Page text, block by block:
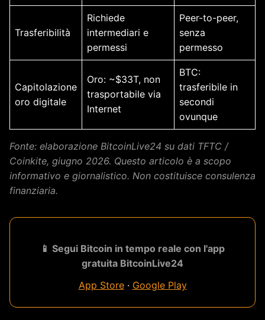
Trasferibilità
Richiede
intermediari e
permessi
Peer-to-peer,
senza
permesso
Capitolazione
oro digitale
Oro: ~$33T, non
trasportabile via
Internet
BTC:
trasferibile in
secondi
ovunque
Fonte: elaborazione BitcoinLive24 su dati TFTC /
Coinkite, giugno 2026. Questo articolo è a scopo
informativo e giornalistico. Non costituisce consulenza
finanziaria.
📱 Segui Bitcoin in tempo reale con l'app
gratuita BitcoinLive24
App Store· Google Play